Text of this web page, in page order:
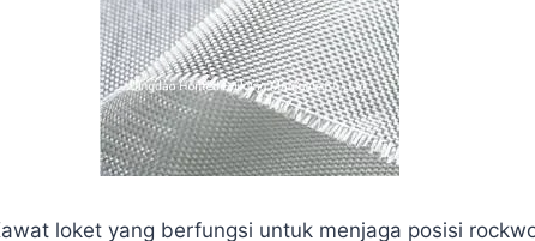
loket yang berfungsi untuk menjaga posisi